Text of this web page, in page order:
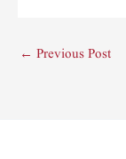
← Previous Post